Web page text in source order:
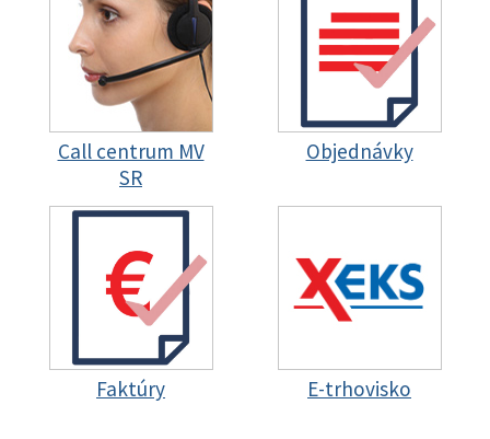
Call centrum MV
SR
Objednávky
Faktúry E-trhovisko